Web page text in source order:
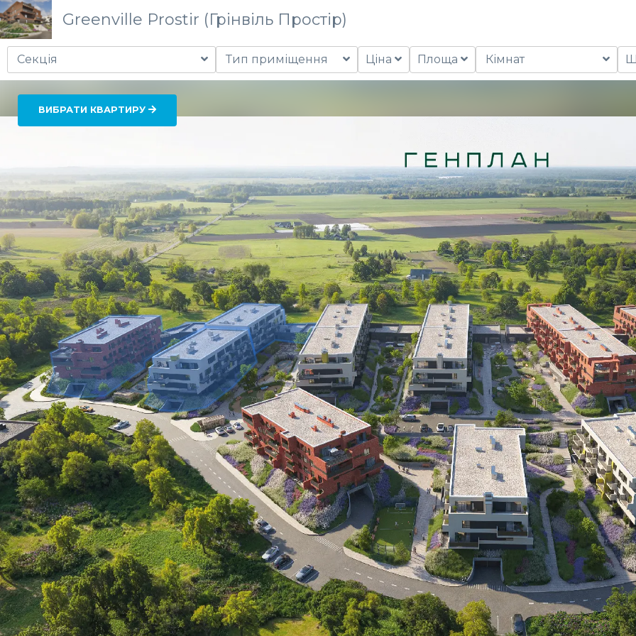
Greenville Prostir (Грінвіль Простір)
Секція Тип приміщення Ціна Площа Кімнат
ВИБРАТИ КВАРТИРУ